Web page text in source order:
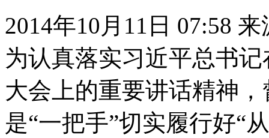
2014年10月11日 07:58
为认真落实习近平总书
大会上的重要讲话精神
是“一把手”切实履行好“